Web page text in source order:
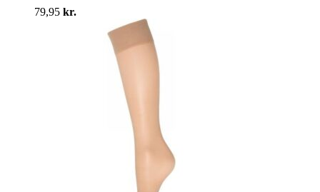
Mulighederne
kan
vælges
på
varesiden
79,95 kr.